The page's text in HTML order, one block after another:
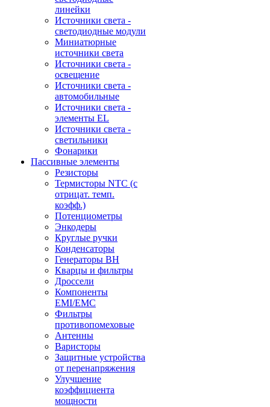
линейки
Источники света -
светодиодные модули
Миниатюрные
источники света
Источники света -
освещение
Источники света -
автомобильные
Источники света -
элементы EL
Источники света -
светильники
Фонарики
Пассивные элементы
Резисторы
Термисторы NTC (с
отрицат. темп.
коэфф.)
Потенциометры
Энкодеры
Круглые ручки
Конденсаторы
Генераторы ВН
Кварцы и фильтры
Дроссели
Компоненты
EMI/EMC
Фильтры
противопомеховые
Антенны
Варисторы
Защитные устройства
от перенапряжения
Улучшение
коэффициента
мощности